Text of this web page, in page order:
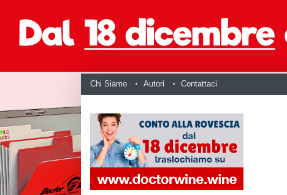
Chi Siamo Autori Contattaci